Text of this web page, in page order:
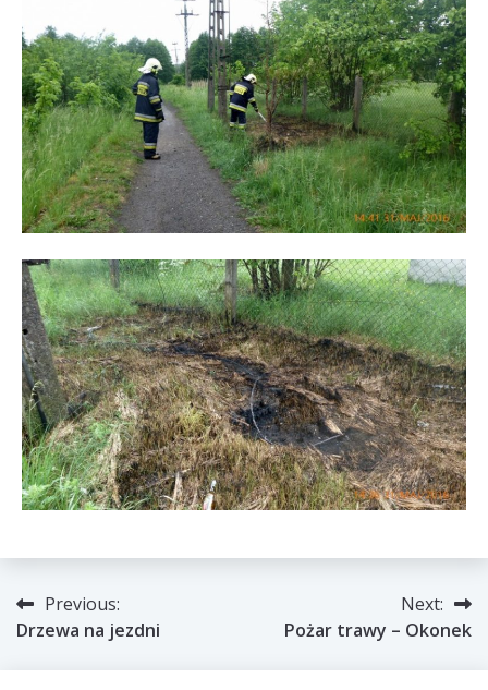
Nawigacja
wpisu
Previous:
Drzewa na jezdni
Next:
Pożar trawy – Okonek